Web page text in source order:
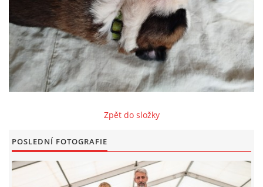
VÝSTAVNÍ ÚSPĚCHY NAŠÍ CHS
FOTOALBUM
KONTAKT
Zpět do složky
POSLEDNÍ FOTOGRAFIE